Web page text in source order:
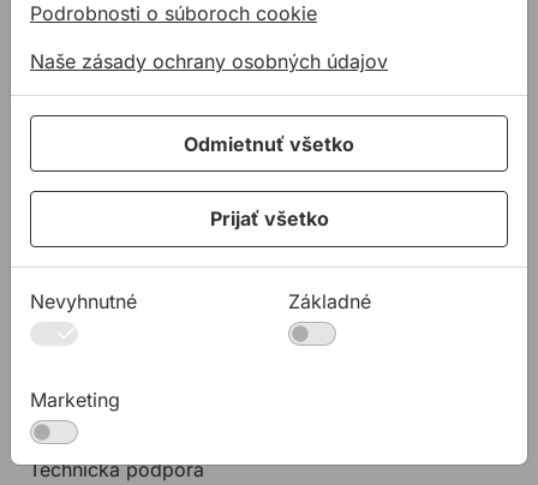
Kotviaca a pripevňovacia technika
Tmely a lepidla
Pásky a fólie
PODPORA
Na stiahnutie
Rady a tipy
KONTAKTY
Spoločnosť
Predajné miesta
Technická podpora
Podrobnosti o súboroch cookie
Naše zásady ochrany osobných údajov
Odmietnuť všetko
Prijať všetko
Nevyhnutné Základné
Marketing